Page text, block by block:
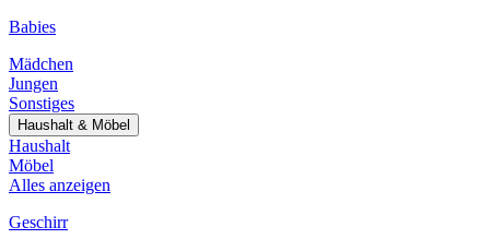
Babies
Mädchen
Jungen
Sonstiges
Haushalt & Möbel
Haushalt
Möbel
Alles anzeigen
Geschirr